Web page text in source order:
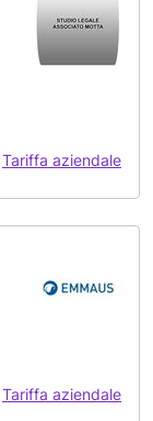
Tariffa aziendale
Tariffa aziendale